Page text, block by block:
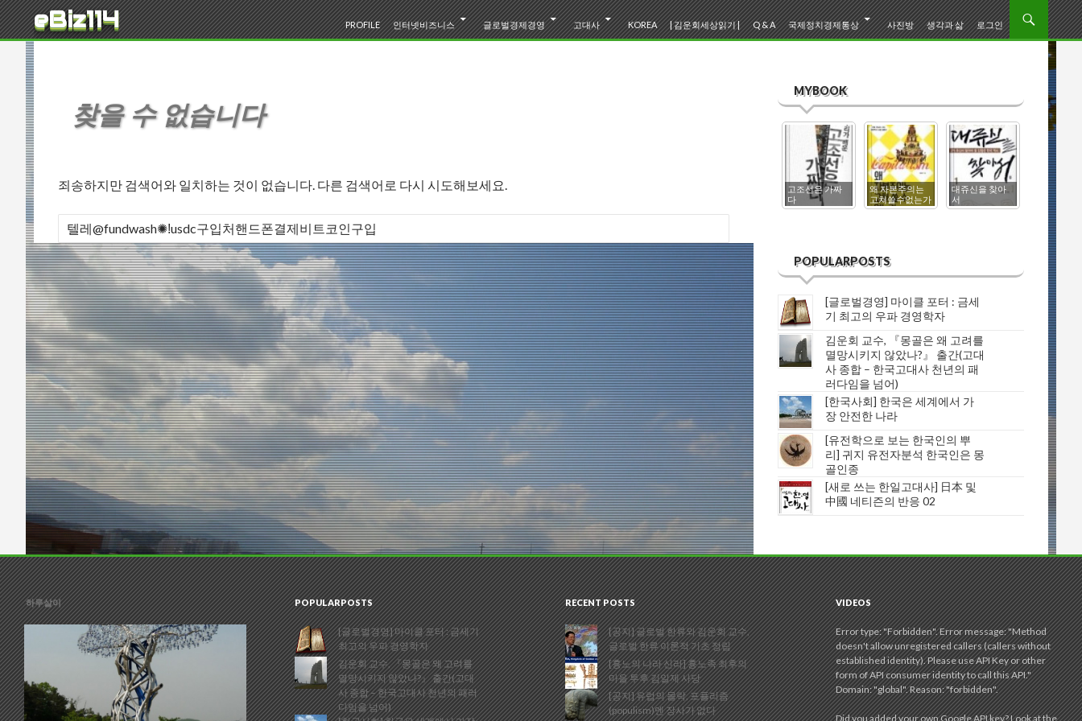
eBiz114
검색
콘텐츠로 바로가기
PROFILE
인터넷비즈니스 글로벌경제경영 고대사 KOREA | 김운회세상읽기 | Q & A 국제정치경제통상 사진방 생각과 삶 로그인
찾을 수 없습니다
죄송하지만 검색어와 일치하는 것이 없습니다. 다른 검색어로 다시 시도해보세요.
다음 검색:
MYBOOK
고조선은 가짜
다
왜 자본주의는
고쳐쓸수없는가
대쥬신을 찾아
서
한일고대사
POPULARPOSTS
[글로벌경영] 마이클 포터 : 금세
기 최고의 우파 경영학자
김운회 교수, 『몽골은 왜 고려를
멸망시키지 않았나?』 출간(고대
사 종합 – 한국고대사 천년의 패
러다임을 넘어)
[한국사회] 한국은 세계에서 가
장 안전한 나라
[유전학으로 보는 한국인의 뿌
리] 귀지 유전자분석 한국인은 몽
골인종
[새로 쓰는 한일고대사] 日本 및
中國 네티즌의 반응 02
하루살이 POPULARPOSTS
[글로벌경영] 마이클 포터 : 금세기
최고의 우파 경영학자
김운회 교수, 『몽골은 왜 고려를
멸망시키지 않았나?』 출간(고대
사 종합 – 한국고대사 천년의 패러
다임을 넘어)
RECENT POSTS
[공지] 글로벌 한류와 김운회 교수,
글로벌 한류 이론적 기초 정립
[흉노의 나라 신라] 흉노족 최후의
마을 투후 김일제 사당
[공지] 유럽의 몰락, 포퓰리즘
(populism)엔 장사가 없다
VIDEOS
Error type: "Forbidden". Error message: "Method
doesn't allow unregistered callers (callers without
established identity). Please use API Key or other
form of API consumer identity to call this API."
Domain: "global". Reason: "forbidden".
Did you added your own Google API key? Look at the